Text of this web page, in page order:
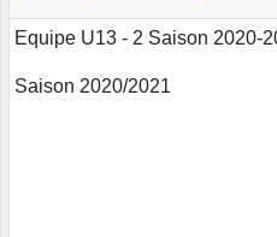
Equipe U13 - 2 Saison 2020-
Saison 2020/2021